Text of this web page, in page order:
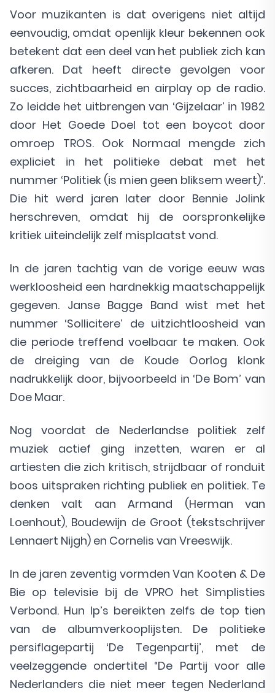
Voor muzikanten is dat overigens niet altijd
eenvoudig, omdat openlijk kleur bekennen ook
betekent dat een deel van het publiek zich kan
afkeren. Dat heeft directe gevolgen voor
succes, zichtbaarheid en airplay op de radio.
Zo leidde het uitbrengen van ‘Gijzelaar’ in 1982
door Het Goede Doel tot een boycot door
omroep TROS. Ook Normaal mengde zich
expliciet in het politieke debat met het
nummer ‘Politiek (is mien geen bliksem weert)’.
Die hit werd jaren later door Bennie Jolink
herschreven, omdat hij de oorspronkelijke
kritiek uiteindelijk zelf misplaatst vond.
In de jaren tachtig van de vorige eeuw was
werkloosheid een hardnekkig maatschappelijk
gegeven. Janse Bagge Band wist met het
nummer ‘Sollicitere’ de uitzichtloosheid van
die periode treffend voelbaar te maken. Ook
de dreiging van de Koude Oorlog klonk
nadrukkelijk door, bijvoorbeeld in ‘De Bom’ van
Doe Maar.
Nog voordat de Nederlandse politiek zelf
muziek actief ging inzetten, waren er al
artiesten die zich kritisch, strijdbaar of ronduit
boos uitspraken richting publiek en politiek. Te
denken valt aan Armand (Herman van
Loenhout), Boudewijn de Groot (tekstschrijver
Lennaert Nijgh) en Cornelis van Vreeswijk.
In de jaren zeventig vormden Van Kooten & De
Bie op televisie bij de VPRO het Simplisties
Verbond. Hun lp’s bereikten zelfs de top tien
van de albumverkooplijsten. De politieke
persiflagepartij ‘De Tegenpartij’, met de
veelzeggende ondertitel “De Partij voor alle
Nederlanders die niet meer tegen Nederland